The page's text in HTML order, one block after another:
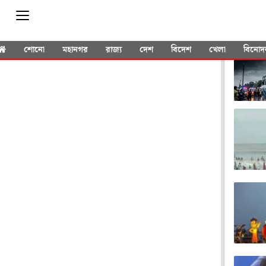
শোনো মহানগর রাজ্য দেশ বিদেশ খেলা
YOU